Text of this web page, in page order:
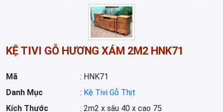
KỆ TIVI GỖ HƯƠNG XÁM 2M2 HNK71
Mã
: HNK71
Danh Mục
: Kệ Tivi Gỗ Thịt
Kích Thước
: 2m2 x sâu 40 x cao 75